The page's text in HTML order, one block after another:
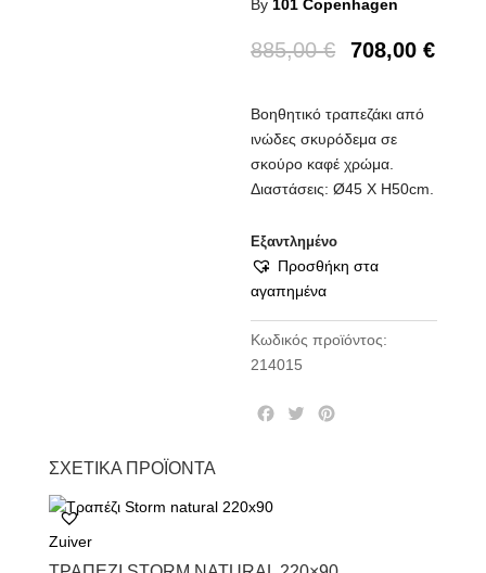
By 101 Copenhagen
885,00€ 708,00€
Βοηθητικό τραπεζάκι από
ινώδες σκυρόδεμα σε
σκούρο καφέ χρώμα.
Διαστάσεις: Ø45 X H50cm.
Εξαντλημένο
Προσθήκη στα
αγαπημένα
Κωδικός προϊόντος:
214015
k
T
s
ΣΧΕΤΙΚΆ ΠΡΟΪΌΝΤΑ
Zuiver